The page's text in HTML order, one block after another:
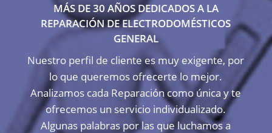
MÁS DE 30 AÑOS DEDICADOS A LA
REPARACIÓN DE ELECTRODOMÉSTICOS
GENERAL
Nuestro perfil de cliente es muy exigente, por
lo que queremos ofrecerte lo mejor.
Analizamos cada Reparación como única y te
ofrecemos un servicio individualizado.
Algunas palabras por las que luchamos a